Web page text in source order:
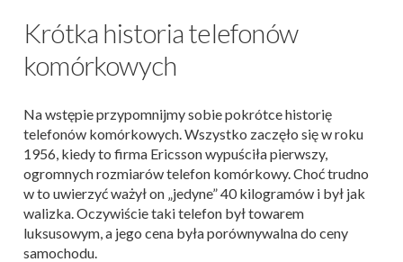
Krótka historia telefonów
komórkowych
Na wstępie przypomnijmy sobie pokrótce historię
telefonów komórkowych. Wszystko zaczęło się w roku
1956, kiedy to firma Ericsson wypuściła pierwszy,
ogromnych rozmiarów telefon komórkowy. Choć trudno
w to uwierzyć ważył on „jedyne” 40 kilogramów i był jak
walizka. Oczywiście taki telefon był towarem
luksusowym, a jego cena była porównywalna do ceny
samochodu.